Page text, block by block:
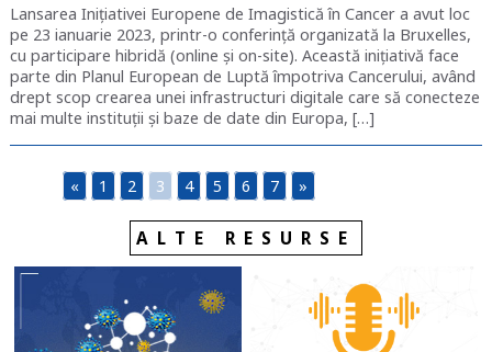
Lansarea Inițiativei Europene de Imagistică în Cancer a avut loc
pe 23 ianuarie 2023, printr-o conferință organizată la Bruxelles,
cu participare hibridă (online și on-site). Această inițiativă face
parte din Planul European de Luptă împotriva Cancerului, având
drept scop crearea unei infrastructuri digitale care să conecteze
mai multe instituții și baze de date din Europa, […]
« 1 2 3 4 5 6 7 »
ALTE RESURSE